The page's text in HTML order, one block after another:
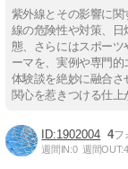
紫外線とその影響に
線の危険性や対策、
態、さらにはスポー
ーマを、実例や専門
体験談を絶妙に融合さ
関心を惹きつける仕上
1902004 4
週間IN:0 週間OUT: